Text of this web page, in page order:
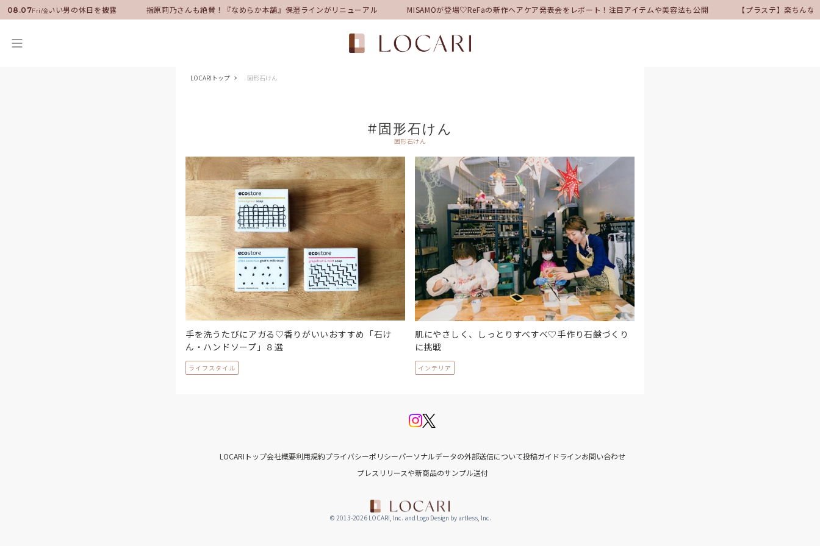
08.07Fri/金
ーに就任！いい男の休日を披露 指原莉乃さんも絶賛！『なめらか本舗』保湿ラインがリニューアル MISAMOが登場♡ReFaの新作ヘアケア発表会をレポート！注目アイテムや美容法も公開 【プラステ】楽ちん
LOCARIトップ 固形石けん
#固形石けん
固形石けん
手を洗うたびにアガる♡香りがいいおすすめ「石け
ん・ハンドソープ」８選
ライフスタイル
肌にやさしく、しっとりすべすべ♡手作り石鹸づくり
に挑戦
インテリア
LOCARIトップ会社概要利用規約プライバシーポリシーパーソナルデータの外部送信について投稿ガイドラインお問い合わせ
プレスリリースや新商品のサンプル送付
© 2013-2026 LOCARI, Inc. and Logo Design by artless, Inc.